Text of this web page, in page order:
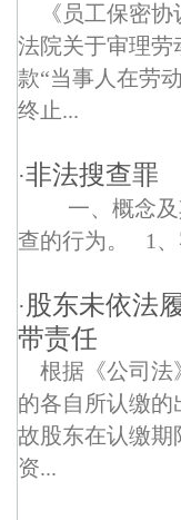
《员工保密
法院关于审理劳
款“当事人在劳
终止...
·非法搜查罪
一、概念及
查的行为。 1
·股东未依法
带责任
根据《公司法
的各自所认缴
故股东在认缴期
资...